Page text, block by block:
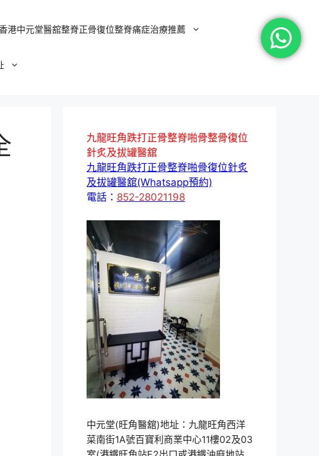
港中元堂醫舘整脊正骨復位整脊痛症治療推薦
九龍旺角跌打正骨整脊啪骨整骨復位
針炙及拔罐醫舘
九龍旺角跌打正骨整脊啪骨復位針炙
及拔罐醫舘(Whatsapp預約)
電話： 852-28021198
中元堂(旺角醫舘)地址：九龍旺角西洋
菜南街1A號百寶利商業中心11樓02及03